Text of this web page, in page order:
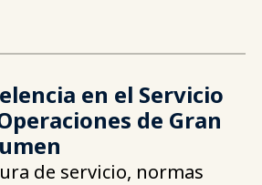
en el Servicio
de Gran
de servicio, normas